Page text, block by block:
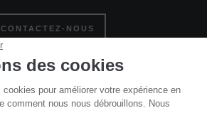
CONTACTEZ-NOUS